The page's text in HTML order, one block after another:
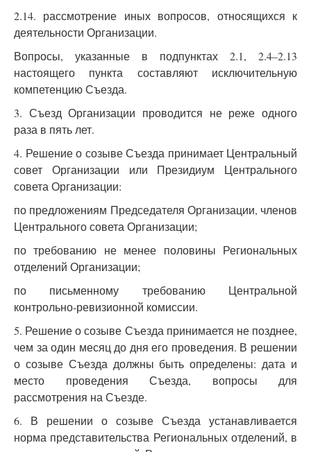
2.14. рассмотрение иных вопросов, относящихся к
деятельности Организации.
Вопросы, указанные в подпунктах 2.1, 2.4–2.13
настоящего пункта составляют исключительную
компетенцию Съезда.
3. Съезд Организации проводится не реже одного
раза в пять лет.
4. Решение о созыве Съезда принимает Центральный
совет Организации или Президиум Центрального
совета Организации:
по предложениям Председателя Организации, членов
Центрального совета Организации;
по требованию не менее половины Региональных
отделений Организации;
по письменному требованию Центральной
контрольно-ревизионной комиссии.
5. Решение о созыве Съезда принимается не позднее,
чем за один месяц до дня его проведения. В решении
о созыве Съезда должны быть определены: дата и
место проведения Съезда, вопросы для
рассмотрения на Съезде.
6. В решении о созыве Съезда устанавливается
норма представительства Региональных отделений, в